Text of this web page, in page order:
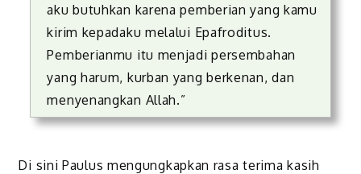
aku butuhkan karena pemberian yang kamu
kirim kepadaku melalui Epafroditus.
Pemberianmu itu menjadi persembahan
yang harum, kurban yang berkenan, dan
menyenangkan Allah.”
Di sini Paulus mengungkapkan rasa terima kasih